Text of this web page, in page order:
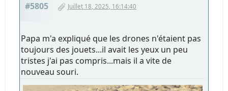
#5805 Juillet 18, 2025, 16:14:40
Papa m'a expliqué que les drones n'étaient pas
toujours des jouets...il avait les yeux un peu
tristes j'ai pas compris...mais il a vite de
nouveau souri.